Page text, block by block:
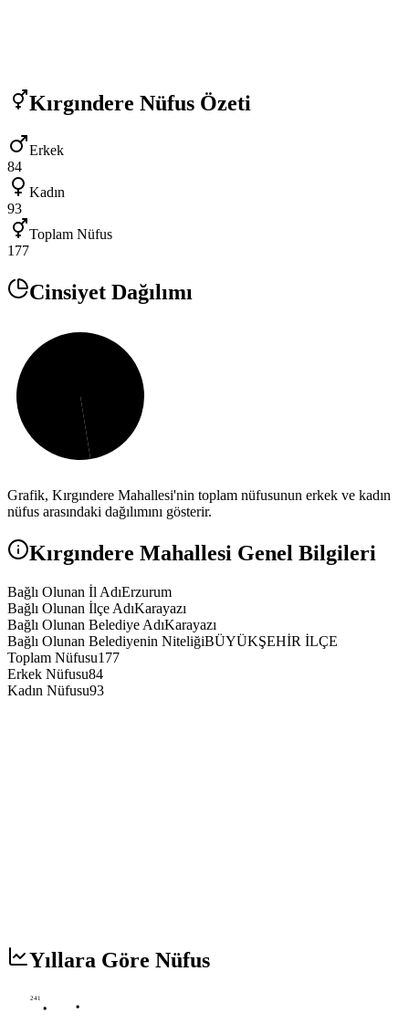
Kırgındere Nüfus Özeti
Erkek
84
Kadın
93
Toplam Nüfus
177
Cinsiyet Dağılımı
Grafik, Kırgındere Mahallesi'nin toplam nüfusunun erkek ve kadın
nüfus arasındaki dağılımını gösterir.
Kırgındere Mahallesi Genel Bilgileri
Bağlı Olunan İl AdıErzurum
Bağlı Olunan İlçe AdıKarayazı
Bağlı Olunan Belediye AdıKarayazı
Bağlı Olunan Belediyenin NiteliğiBÜYÜKŞEHİR İLÇE
Toplam Nüfusu177
Erkek Nüfusu84
Kadın Nüfusu93
Yıllara Göre Nüfus
241